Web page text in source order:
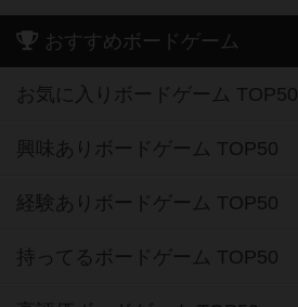
おすすめボードゲーム
お気に入りボードゲーム TOP50
興味ありボードゲーム TOP50
経験ありボードゲーム TOP50
持ってるボードゲーム TOP50